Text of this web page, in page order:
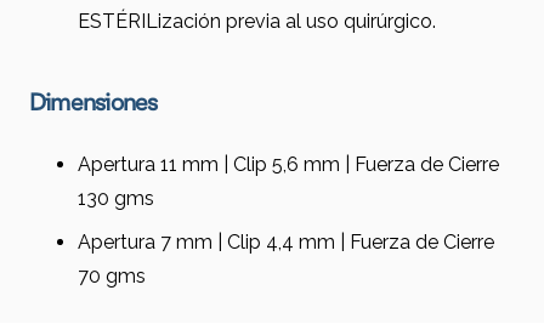
ESTÉRILización previa al uso quirúrgico.
Dimensiones
Apertura 11 mm | Clip 5,6 mm | Fuerza de Cierre
130 gms
Apertura 7 mm | Clip 4,4 mm | Fuerza de Cierre
70 gms